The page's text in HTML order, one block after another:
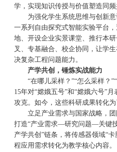
学，实现知识传授与价值塑造同频
为强化学生系统思维与创新意
一系列自由探究式智能实验平台
地、开设企业实景课堂、推行本
叉、专基融合、校企协同，让学
决复杂工程问题能力。
产学共创，锤炼实战能力
“在哪儿采样？”“怎么采样？”“
15年对“嫦娥五号”和“嫦娥六号”
攻克。如今，这些科研成果转化为
立足产业需求与国家战略，团
打造“产业需求—研究问题—关
产学共创”链条，将传感器领域“
程应用需求转化为教学核心内容。